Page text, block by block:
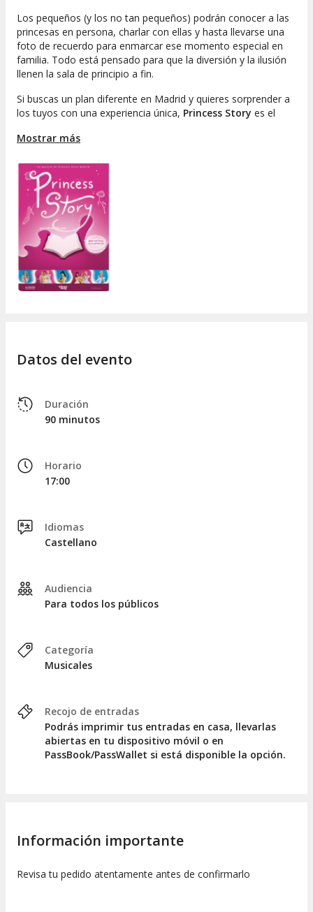
Los pequeños (y los no tan pequeños) podrán conocer a las
princesas en persona, charlar con ellas y hasta llevarse una
foto de recuerdo para enmarcar ese momento especial en
familia. Todo está pensado para que la diversión y la ilusión
llenen la sala de principio a fin.
Si buscas un plan diferente en Madrid y quieres sorprender a
los tuyos con una experiencia única, Princess Story es el
magia forme parte de vuestro día!
Mostrar más
Datos del evento
Duración
90 minutos
Horario
17:00
Idiomas
Castellano
Audiencia
Para todos los públicos
Categoría
Musicales
Recojo de entradas
Podrás imprimir tus entradas en casa, llevarlas
abiertas en tu dispositivo móvil o en
PassBook/PassWallet si está disponible la opción.
Información importante
Revisa tu pedido atentamente antes de confirmarlo